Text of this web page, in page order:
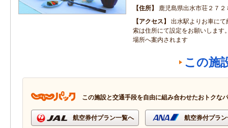
住所
鹿児島県出水市荘２７２
アクセス
出水駅よりお車に
索は住所にて設定をお願いします
場所へ案内されます
この施
この施設と交通手段を自由に組み合わせたおトクな
航空券付プラン一覧へ 航空券付プラ